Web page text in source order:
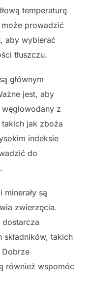
temperaturę
może prowadzić
aby wybierać
tłuszczu.
głównym
jest, aby
z
jak zboża
indeksie
do
minerały są
zwierzęcia.
takich
Dobrze
również wspomóc